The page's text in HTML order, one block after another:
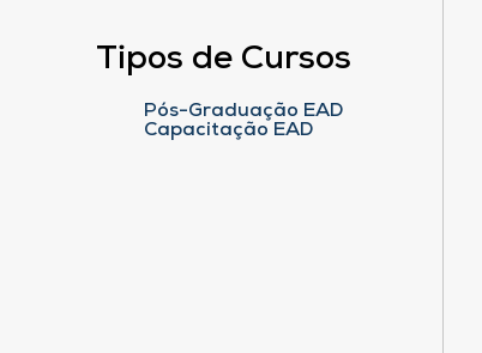
Tipos de Cursos
Pós-Graduação EAD
Capacitação EAD